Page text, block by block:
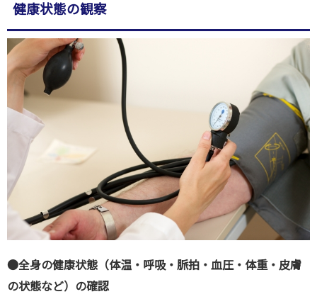
健康状態の観察
●全身の健康状態（体温・呼吸・脈拍・血圧・体重・皮膚
の状態など）の確認